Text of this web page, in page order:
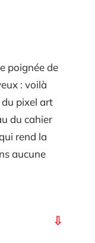
poignée de
: voilà
pixel art
du cahier
rend la
aucune